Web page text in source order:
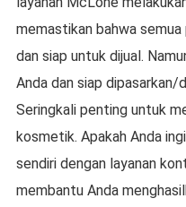
memastikan bahwa
dan siap untuk dijual.
Anda dan siap dipasarkan/
Seringkali penting untuk
kosmetik. Apakah Anda
sendiri dengan layanan
membantu Anda